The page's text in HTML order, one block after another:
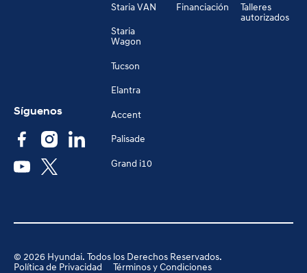
Síguenos
Staria VAN
Staria
Wagon
Tucson
Elantra
Accent
Palisade
Grand i10
Financiación
Talleres
autorizados
© 2026Hyundai. Todos los Derechos Reservados.
Política de Privacidad
Términos y Condiciones